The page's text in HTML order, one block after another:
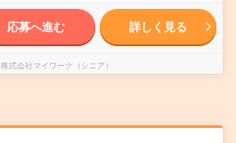
応募へ進む 詳しく見る
株式会社マイワーク（シニア）